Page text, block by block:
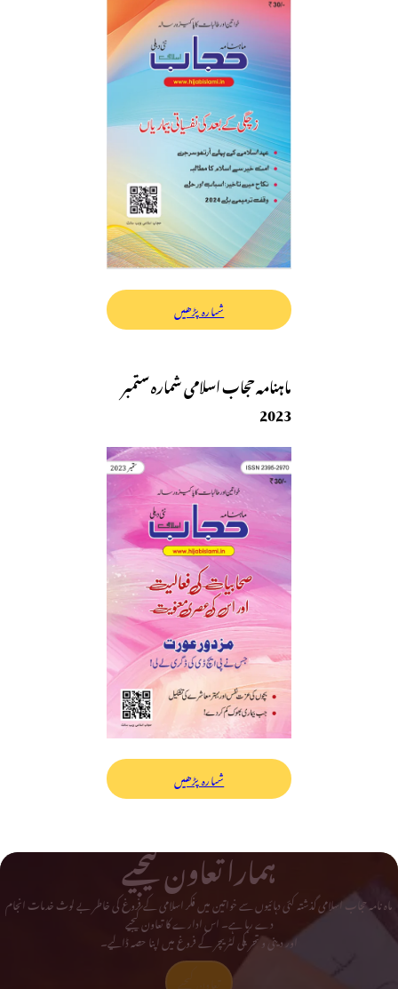
شمارہ پڑھیں
ماہنامہ حجاب اسلامی شمارہ ستمبر
2023
شمارہ پڑھیں
ہمارا تعاون کیجیے
ماہ نامہ حجاب اسلامی گذشتہ کئی دہائیوں سے خواتین میں فکر اسلامی کے فروغ کی خاطر بے لوث خدمات انجام
دے رہا ہے۔ اس ادارے کا تعاون کیجیے
اور دینی و تحریکی لٹریچر کے فروغ میں اپنا حصہ ڈالیے۔